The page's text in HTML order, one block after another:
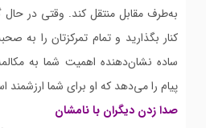
به‌طرف مقابل منتقل کند. وقتی در
کنار بگذارید و تمام تمرکزتان را به
ساده نشان‌دهنده اهمیت شما به
پیام را می‌دهد که او برای شما ارزشمند
صدا زدن دیگران با نامشان